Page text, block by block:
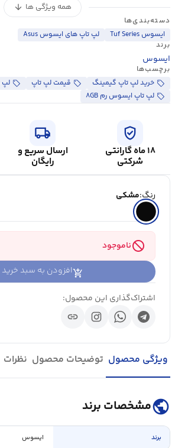
همه ویژگی ها arrow_downward
دسته‌بندی‌ها
ایسوس Tuf Series
لپ تاپ های ایسوس Asus
برند
ایسوس
برچسب‌ها
خرید لپ تاپ گیمینگ
قیمت لپ تاپ
لپ
لپ تاپ ایسوس رم ۸GB
verified_user
۱۸ ماه گارانتی
شرکتی
local_shipping
ارسال سریع و
رایگان
رنگ:مشکی
blockناموجود
افزودن به سبد خرید
اشتراک‌گذاری این محصول:
link
ویژگی محصول توضیحات محصول نظرات
publicمشخصات برند
برند ایسوس